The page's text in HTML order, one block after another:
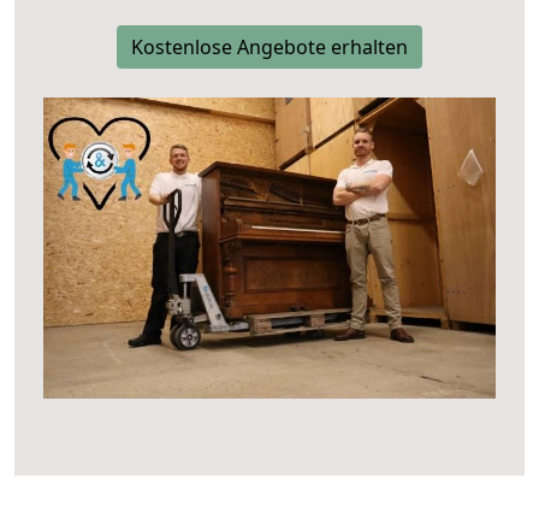
Kostenlose Angebote erhalten